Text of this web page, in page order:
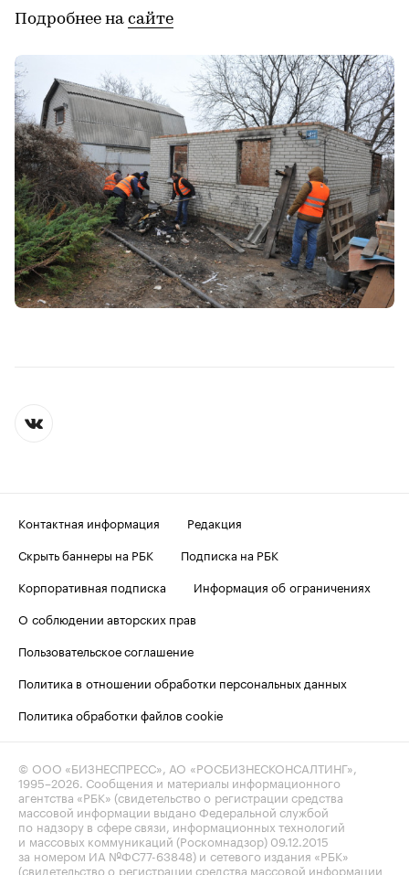
Подробнее на сайте
Контактная информация
Редакция
Скрыть баннеры на РБК
Подписка на РБК
Корпоративная подписка
Информация об ограничениях
О соблюдении авторских прав
Пользовательское соглашение
Политика в отношении обработки персональных данных
Политика обработки файлов cookie
© ООО «БИЗНЕСПРЕСС», АО «РОСБИЗНЕСКОНСАЛТИНГ»,
1995–2026 . Сообщения и материалы информационного
агентства «РБК» (свидетельство о регистрации средства
массовой информации выдано Федеральной службой
по надзору в сфере связи, информационных технологий
и массовых коммуникаций (Роскомнадзор) 09.12.2015
за номером ИА №ФС77-63848) и сетевого издания «РБК»
(свидетельство о регистрации средства массовой информации